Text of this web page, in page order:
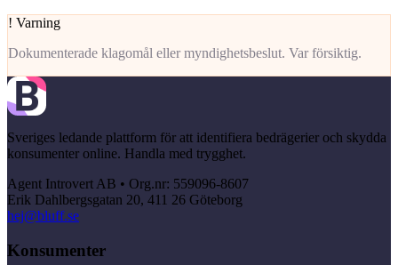
! Varning
Dokumenterade klagomål eller myndighetsbeslut. Var försiktig.
Sveriges ledande plattform för att identifiera bedrägerier och skydda
konsumenter online. Handla med trygghet.
Agent Introvert AB • Org.nr: 559096-8607
Erik Dahlbergsgatan 20, 411 26 Göteborg
hej@bluff.se
Konsumenter